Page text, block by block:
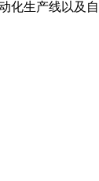
化生产线以及